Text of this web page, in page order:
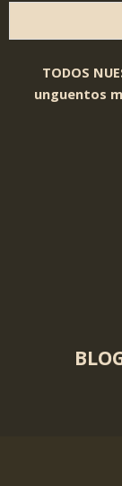
TODOS
unguentos